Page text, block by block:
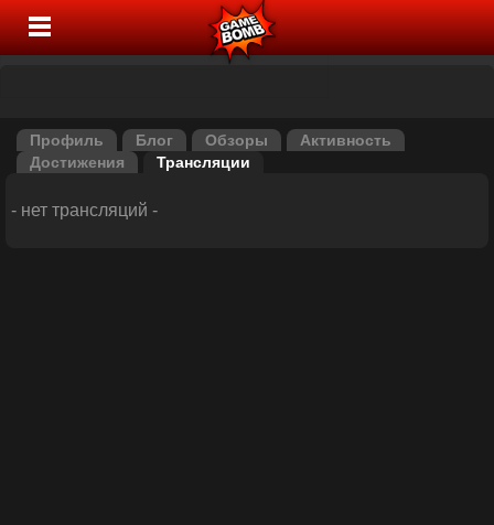
Профиль Блог Обзоры
Активность
Достижения
Трансляции
- нет трансляций -